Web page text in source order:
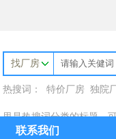
找厂房
热搜词： 特价厂房 独院
里是热搜词分类的标题，
联系我们